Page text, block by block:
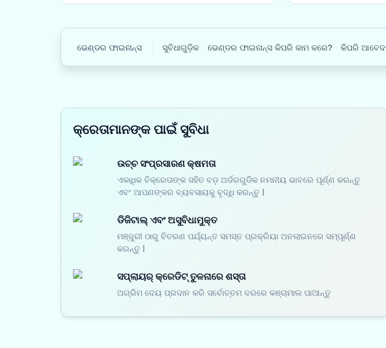
ଭେଣ୍ଡର ଫାଇନାନ୍ସ ସୁବିଧାଗୁଡ଼ିକ ଭେଣ୍ଡର ଫାଇନାନ୍ସ କିପରି କାମ କରେ? କିପରି
କ୍ରେତାମାନଙ୍କ ପାଇଁ ସୁବିଧା
ଉଚ୍ଚ ସଂପ୍ରସାରଣ କ୍ଷମତା
ଏକାଧିକ ବିକ୍ରେତାଙ୍କ ସହିତ ବଡ଼ ଅର୍ଡରଗୁଡିକ ନମନୀୟ ଭାବରେ ପୂର୍ଣ୍ଣ କରନ୍ତୁ
ଏବଂ ଆପଣଙ୍କର ବ୍ୟବସାୟକୁ ବୃଦ୍ଧି କରନ୍ତୁ |
ଡିଜିଟାଲ୍ ଏବଂ ଅସୁବିଧାମୁକ୍ତ
ମଞ୍ଜୁରୀ ଠାରୁ ବିତରଣ ପର୍ଯ୍ୟନ୍ତ ସମସ୍ତ ପ୍ରକ୍ରିୟା ଅନଲାଇନରେ ସମ୍ପୂର୍ଣ୍ଣ
କରନ୍ତୁ |
ସପ୍ଲାୟର୍ କ୍ରେଡିଟ୍ ତୁଳନାରେ ଶସ୍ତା
ଅଗ୍ରିମ ଦେୟ ପ୍ରଦାନ କରି ସର୍ବୋତ୍ତମ ଦରରେ କଞ୍ଚାମାଲ ପାଆନ୍ତୁ